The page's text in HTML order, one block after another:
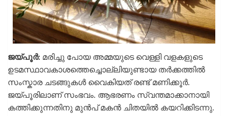
ജയ്പൂർ: മരിച്ചു പോയ അമ്മയുടെ വെള്ളി വളകളുടെ
ഉടമസ്ഥാവകാശത്തെച്ചൊല്ലിയുണ്ടായ തർക്കത്തിൽ
സംസ്കാര ചടങ്ങുകൾ വൈകിയത് രണ്ട് മണിക്കൂർ.
ജയ്പൂരിലാണ് സംഭവം. ആഭരണം സ്വന്തമാക്കാനായി
കത്തിക്കുന്നതിനു മുൻപ് മകൻ ചിതയിൽ കയറിക്കിടന്നു.